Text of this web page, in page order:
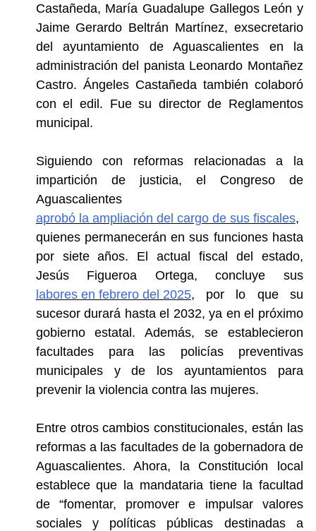
Castañeda, María Guadalupe Gallegos León y
Jaime Gerardo Beltrán Martínez, exsecretario
del ayuntamiento de Aguascalientes en la
administración del panista Leonardo Montañez
Castro. Ángeles Castañeda también colaboró
con el edil. Fue su director de Reglamentos
municipal.
Siguiendo con reformas relacionadas a la
impartición de justicia, el Congreso de
Aguascalientes
aprobó la ampliación del cargo de sus fiscales,
quienes permanecerán en sus funciones hasta
por siete años. El actual fiscal del estado,
Jesús Figueroa Ortega, concluye sus
labores en febrero del 2025, por lo que su
sucesor durará hasta el 2032, ya en el próximo
gobierno estatal. Además, se establecieron
facultades para las policías preventivas
municipales y de los ayuntamientos para
prevenir la violencia contra las mujeres.
Entre otros cambios constitucionales, están las
reformas a las facultades de la gobernadora de
Aguascalientes. Ahora, la Constitución local
establece que la mandataria tiene la facultad
de “fomentar, promover e impulsar valores
sociales y políticas públicas destinadas a